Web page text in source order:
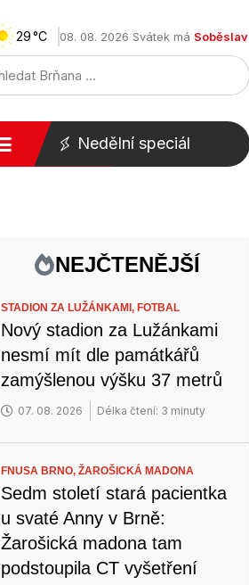
29 08. 08. 2026 Svátek má Soběslav
Nedělní speciál
NEJČTENĚJŠÍ
STADION ZA LUŽÁNKAMI, FOTBAL
Nový stadion za Lužánkami
nesmí mít dle památkářů
zamýšlenou výšku 37 metrů
07. 08. 2026 Délka čtení: 3 minuty
FNUSA BRNO,ŽAROŠICKÁ MADONA
Sedm století stará pacientka
u svaté Anny v Brně:
Žarošická madona tam
podstoupila CT vyšetření